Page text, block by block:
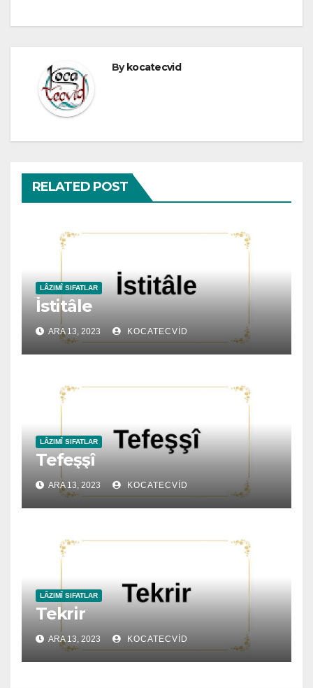
Bykocatecvid
RELATED POST
LÂZIMÎ SIFATLAR
İstitâle
ARA 13, 2023 KOCATECVID
LÂZIMÎ SIFATLAR
Tefeşşî
ARA 13, 2023 KOCATECVID
LÂZIMÎ SIFATLAR
Tekrir
ARA 13, 2023 KOCATECVID